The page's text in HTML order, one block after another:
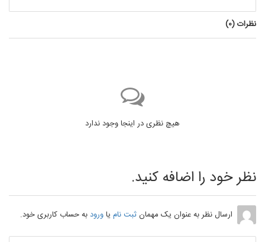
نظرات (0
)
هیچ نظری در اینجا وجود ندارد
نظر خود را اضافه کنید.
ارسال نظر به عنوان یک مهمانثبت نام یاورودبه حساب کاربری خود.